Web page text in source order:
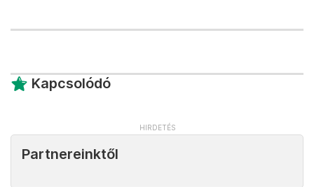
Kapcsolódó
Partnereinktől